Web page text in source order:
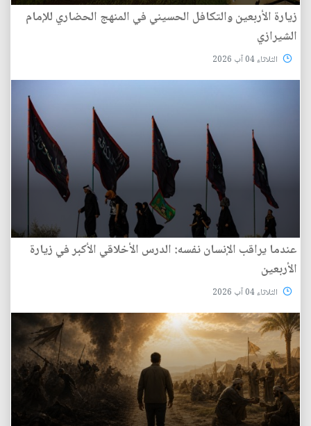
زيارة الأربعين والتكافل الحسيني في المنهج الحضاري للإمام
الشيرازي
الثلاثاء 04 آب 2026
عندما يراقب الإنسان نفسه: الدرس الأخلاقي الأكبر في زيارة
الأربعين
الثلاثاء 04 آب 2026